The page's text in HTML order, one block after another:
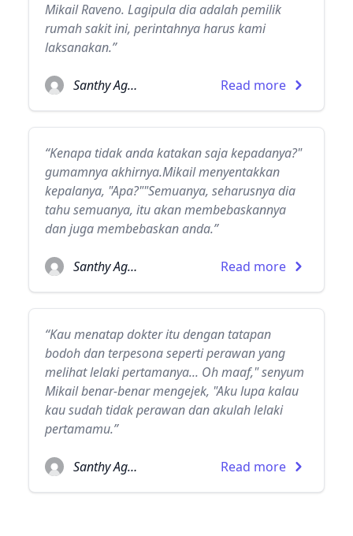
Mikail Raveno. Lagipula dia adalah pemilik
rumah sakit ini, perintahnya harus kami
laksanakan.”
Santhy Agatha Read more
“Kenapa tidak anda katakan saja kepadanya?"
gumamnya akhirnya.Mikail menyentakkan
kepalanya, "Apa?""Semuanya, seharusnya dia
tahu semuanya, itu akan membebaskannya
dan juga membebaskan anda.”
Santhy Agatha Read more
“Kau menatap dokter itu dengan tatapan
bodoh dan terpesona seperti perawan yang
melihat lelaki pertamanya... Oh maaf," senyum
Mikail benar-benar mengejek, "Aku lupa kalau
kau sudah tidak perawan dan akulah lelaki
pertamamu.”
Santhy Agatha Read more